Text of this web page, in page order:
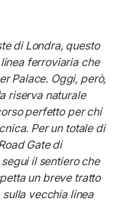
di Londra, questo
ferroviaria che
Palace. Oggi, però,
riserva naturale
perfetto per chi
Per un totale di
Gate di
il sentiero che
un breve tratto
vecchia linea